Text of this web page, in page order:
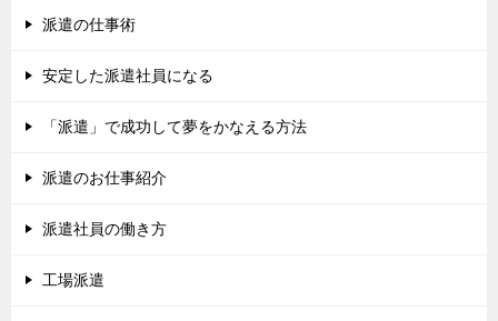
派遣の仕事術
安定した派遣社員になる
「派遣」で成功して夢をかなえる方法
派遣のお仕事紹介
派遣社員の働き方
工場派遣